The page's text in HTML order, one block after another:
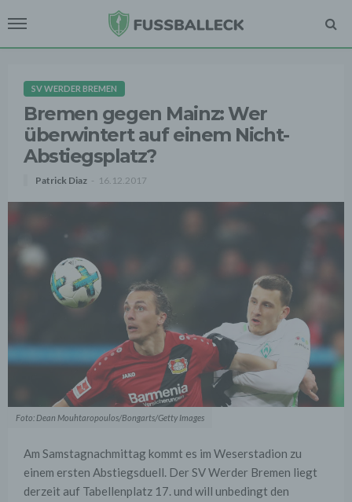
SV WERDER BREMEN
Bremen gegen Mainz: Wer
überwintert auf einem Nicht-
Abstiegsplatz?
Patrick Diaz 16.12.2017
Foto: Dean Mouhtaropoulos/Bongarts/Getty Images
Am Samstagnachmittag kommt es im Weserstadion zu
einem ersten Abstiegsduell. Der SV Werder Bremen liegt
derzeit auf Tabellenplatz 17. und will unbedingt den